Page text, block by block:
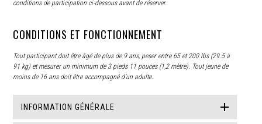
conditions de participation ci-dessous avant de réserver.
CONDITIONS ET FONCTIONNEMENT
Tout participant doit être âgé de plus de 9 ans, peser entre 65 et 200 lbs (29.5 à
91 kg) et mesurer un minimum de 3 pieds 11 pouces (1,2 mètre). Tout jeune de
moins de 16 ans doit être accompagné d’un adulte.
INFORMATION GÉNÉRALE